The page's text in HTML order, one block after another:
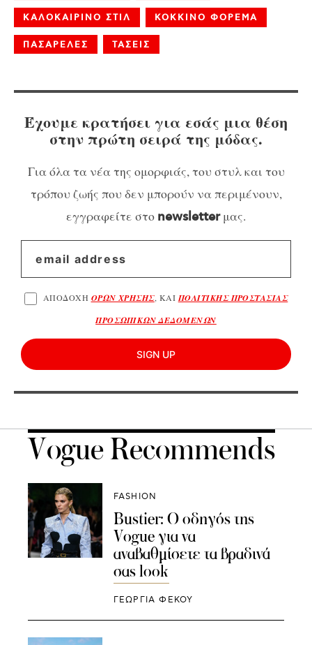
ΚΑΛΟΚΑΙΡΙΝΟ ΣΤΙΛ ΚΟΚΚΙΝΟ ΦΟΡΕΜΑ
ΠΑΣΑΡΕΛΕΣ ΤΑΣΕΙΣ
Έχουμε κρατήσει για εσάς μια θέση
στην πρώτη σειρά της μόδας.
Για όλα τα νέα της ομορφιάς, του στυλ και του
τρόπου ζωής που δεν μπορούν να περιμένουν,
εγγραφείτε στο newsletterμας.
ΑΠΟΔΟΧΗ ΟΡΩΝ ΧΡΗΣΗΣ, ΚΑΙ ΠΟΛΙΤΙΚΗΣ ΠΡΟΣΤΑΣΙΑΣ
ΠΡΟΣΩΠΙΚΩΝ ΔΕΔΟΜΕΝΩΝ
SIGN UP
Vogue Recommends
FASHION
Bustier: Ο οδηγός της
Vogue για να
αναβαθμίσετε τα βραδινά
σας look
ΓΕΩΡΓΙΑ ΦΕΚΟΥ